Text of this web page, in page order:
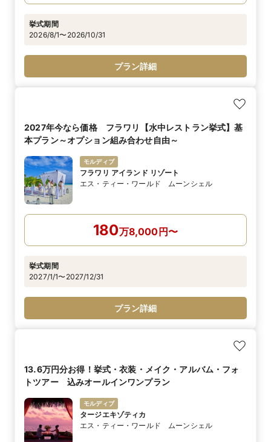
挙式期間
2026/8/1〜2026/10/31
プラン詳細
2027年今なら価格 フラワリ【水中レストラン挙式】基
本プラン～オプション組み合わせ自由～
モルディブ
フラワリ アイランド リゾート
エス・ティー・ワールド ムーンシェル
180万8,000円〜
挙式期間
2027/1/1〜2027/12/31
プラン詳細
13.6万円分お得！挙式・衣装・メイク・アルバム・フォ
トツアー 込みオールインワンプラン
モルディブ
タージエキゾティカ
エス・ティー・ワールド ムーンシェル